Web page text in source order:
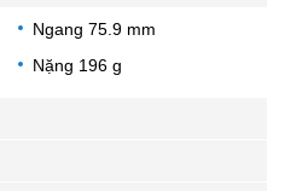
Ngang 75.9 mm
Nặng 196 g